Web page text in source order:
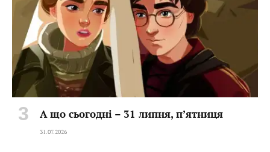
А що сьогодні – 31 липня, пʼятниця
31.07.2026